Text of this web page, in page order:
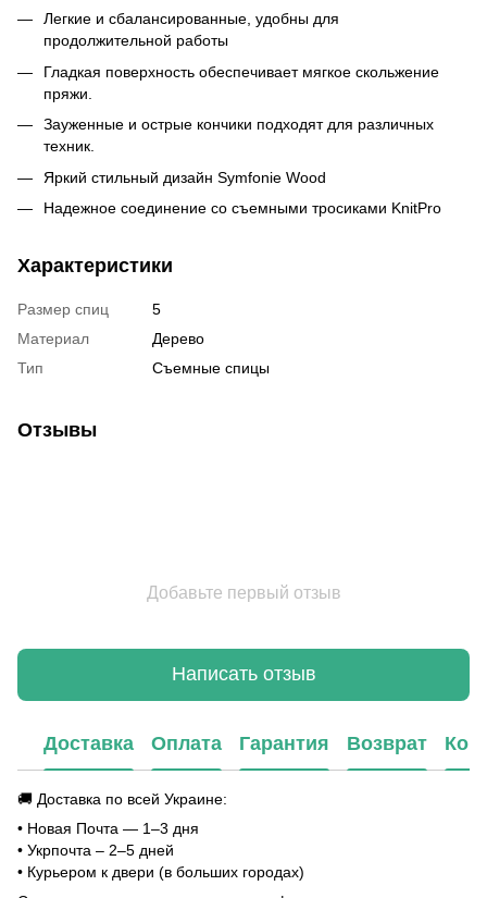
Легкие и сбалансированные, удобны для
продолжительной работы
Гладкая поверхность обеспечивает мягкое скольжение
пряжи.
Зауженные и острые кончики подходят для различных
техник.
Яркий стильный дизайн Symfonie Wood
Надежное соединение со съемными тросиками KnitPro
Характеристики
Размер спиц
5
Материал
Дерево
Тип
Съемные спицы
Отзывы
Добавьте первый отзыв
Написать отзыв
Доставка Оплата Гарантия Возврат
🚚 Доставка по всей Украине:
• Новая Почта — 1–3 дня
• Укрпочта – 2–5 дней
• Курьером к двери (в больших городах)